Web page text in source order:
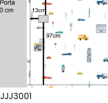
JJJ3001